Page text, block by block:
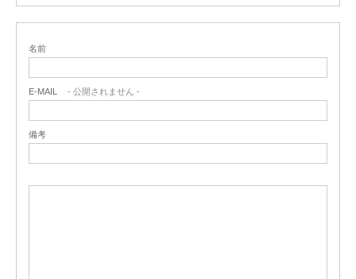
名前
E-MAIL - 公開されません -
備考